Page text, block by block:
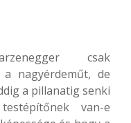
csak
nagyérdeműt, de
a pillanatig senki
van-e